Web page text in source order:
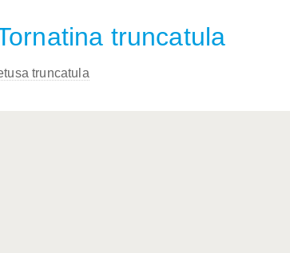
truncatula
truncatula